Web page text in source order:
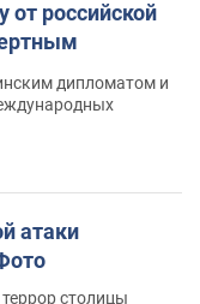
от российской
дипломатом и
атаки
столицы